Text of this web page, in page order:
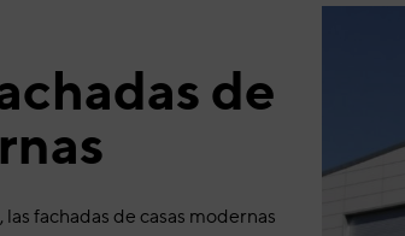
de
fachadas de casas modernas